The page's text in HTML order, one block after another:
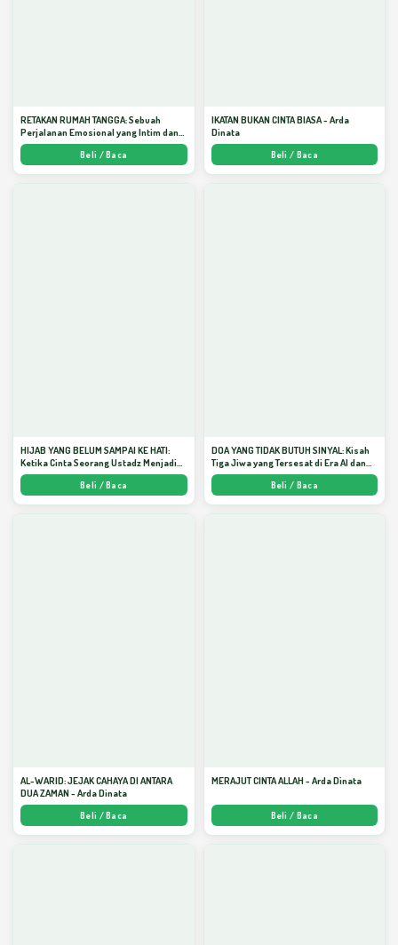
RETAKAN RUMAH TANGGA: Sebuah
Perjalanan Emosional yang Intim dan
Mendalam - Arda Dinata
Beli / Baca
IKATAN BUKAN CINTA BIASA - Arda
Dinata
Beli / Baca
HIJAB YANG BELUM SAMPAI KE HATI:
Ketika Cinta Seorang Ustadz Menjadi
Cermin yang Paling Kejam - Arda
Beli / Baca
DOA YANG TIDAK BUTUH SINYAL: Kisah
Tiga Jiwa yang Tersesat di Era AI dan
Menemukan Jalan Pulang di Bulan
Ramadhan" - Arda Dinata
Beli / Baca
AL-WARID: JEJAK CAHAYA DI ANTARA
DUA ZAMAN - Arda Dinata
Beli / Baca
MERAJUT CINTA ALLAH - Arda Dinata
Beli / Baca